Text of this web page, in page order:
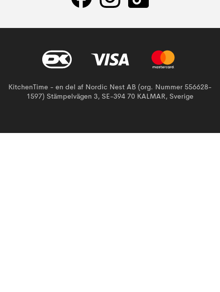
KitchenTime - en del af Nordic Nest AB (org. Nummer 556628-
1597) Stämpelvägen 3, SE-394 70 KALMAR, Sverige